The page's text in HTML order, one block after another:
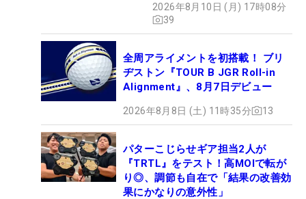
#ギアカタログ2026
2026年8月10日 (月) 17時08分
39
全周アライメントを初搭載！ ブリ
ヂストン『TOUR B JGR Roll-in
Alignment』、8月7日デビュー
2026年8月8日 (土) 11時35分 13
パターこじらせギア担当2人が
『TRTL』をテスト！高MOIで転が
り◎、調節も自在で「結果の改善効
果にかなりの意外性」